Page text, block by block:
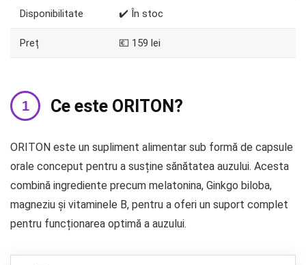
Disponibilitate ✔️ În stoc
Preț 💶 159 lei
Ce este ORITON?
ORITON este un supliment alimentar sub formă de capsule
orale conceput pentru a susține sănătatea auzului. Acesta
combină ingrediente precum melatonina, Ginkgo biloba,
magneziu și vitaminele B, pentru a oferi un suport complet
pentru funcționarea optimă a auzului.